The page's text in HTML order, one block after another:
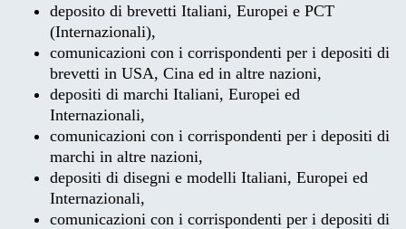
deposito di brevetti Italiani, Europei e PCT
(Internazionali),
comunicazioni con i corrispondenti per i depositi di
brevetti in USA, Cina ed in altre nazioni,
depositi di marchi Italiani, Europei ed
Internazionali,
comunicazioni con i corrispondenti per i depositi di
marchi in altre nazioni,
depositi di disegni e modelli Italiani, Europei ed
Internazionali,
comunicazioni con i corrispondenti per i depositi di